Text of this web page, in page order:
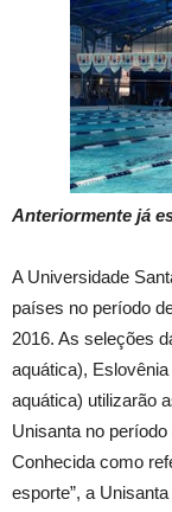
Anteriormente já
A Universidade
países no período
2016. As seleções
aquática),
aquática) utilizarão
Unisanta no
Conhecida como
esporte”, a